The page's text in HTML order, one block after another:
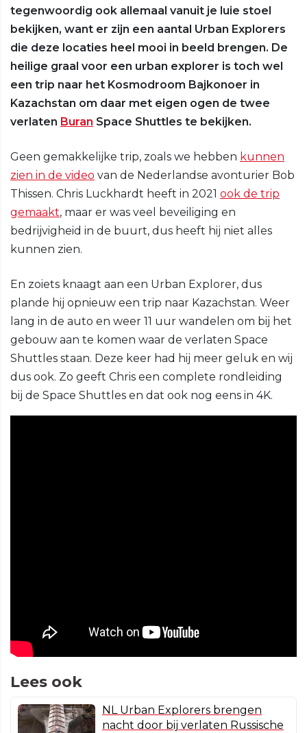
tegenwoordig ook allemaal vanuit je luie stoel
bekijken, want er zijn een aantal Urban Explorers
die deze locaties heel mooi in beeld brengen. De
heilige graal voor een urban explorer is toch wel
een trip naar het Kosmodroom Bajkonoer in
Kazachstan om daar met eigen ogen de twee
verlaten Buran Space Shuttles te bekijken.
Geen gemakkelijke trip, zoals we hebben kunnen
zien in de video van de Nederlandse avonturier Bob
Thissen. Chris Luckhardt heeft in 2021 ook de trip
gemaakt, maar er was veel beveiliging en
bedrijvigheid in de buurt, dus heeft hij niet alles
kunnen zien.
En zoiets knaagt aan een Urban Explorer, dus
plande hij opnieuw een trip naar Kazachstan. Weer
lang in de auto en weer 11 uur wandelen om bij het
gebouw aan te komen waar de verlaten Space
Shuttles staan. Deze keer had hij meer geluk en wij
dus ook. Zo geeft Chris een complete rondleiding
bij de Space Shuttles en dat ook nog eens in 4K.
Lees ook
NL Urban Explorers brengen
nacht door bij verlaten Russische